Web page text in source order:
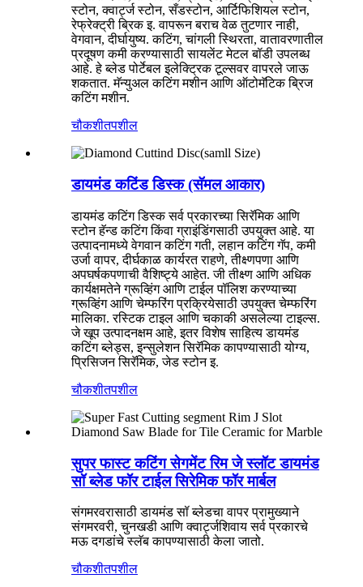
स्टोन, क्वार्ट्ज स्टोन, सँडस्टोन, आर्टिफिशियल स्टोन,
रेफ्रेक्ट्री ब्रिक इ. वापरून बराच वेळ तुटणार नाही,
वेगवान, दीर्घायुष्य. कटिंग, चांगली स्थिरता, वातावरणातील
प्रदूषण कमी करण्यासाठी सायलेंट मेटल बॉडी उपलब्ध
आहे. हे ब्लेड पोर्टेबल इलेक्ट्रिक टूल्सवर वापरले जाऊ
शकतात. मॅन्युअल कटिंग मशीन आणि ऑटोमॅटिक ब्रिज
कटिंग मशीन.
चौकशीतपशील
डायमंड कटिंड डिस्क (सॅमल आकार)
डायमंड कटिंग डिस्क सर्व प्रकारच्या सिरॅमिक आणि
स्टोन हॅन्ड कटिंग किंवा ग्राइंडिंगसाठी उपयुक्त आहे. या
उत्पादनामध्ये वेगवान कटिंग गती, लहान कटिंग गॅप, कमी
उर्जा वापर, दीर्घकाळ कार्यरत राहणे, तीक्ष्णपणा आणि
अपघर्षकपणाची वैशिष्ट्ये आहेत. जी तीक्ष्ण आणि अधिक
कार्यक्षमतेने ग्रूव्हिंग आणि टाईल पॉलिश करण्याच्या
ग्रूव्हिंग आणि चेम्फरिंग प्रक्रियेसाठी उपयुक्त चेम्फरिंग
मालिका. रस्टिक टाइल आणि चकाकी असलेल्या टाइल्स.
जे खूप उत्पादनक्षम आहे, इतर विशेष साहित्य डायमंड
कटिंग ब्लेड्स, इन्सुलेशन सिरॅमिक कापण्यासाठी योग्य,
प्रिसिजन सिरॅमिक, जेड स्टोन इ.
चौकशीतपशील
सुपर फास्ट कटिंग सेगमेंट रिम जे स्लॉट डायमंड
सॉ ब्लेड फॉर टाईल सिरेमिक फॉर मार्बल
संगमरवरासाठी डायमंड सॉ ब्लेडचा वापर प्रामुख्याने
संगमरवरी, चुनखडी आणि क्वार्ट्जशिवाय सर्व प्रकारचे
मऊ दगडांचे स्लॅब कापण्यासाठी केला जातो.
चौकशीतपशील